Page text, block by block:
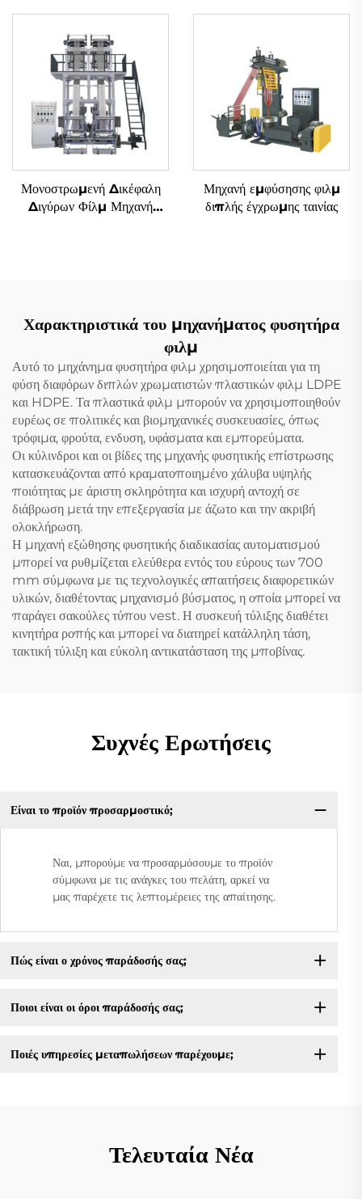
Μονοστρωμενή Δικέφαλη
Διγύρων Φίλμ Μηχανή
Μηχανή εμφύσησης φιλμ
διπλής έγχρωμης ταινίας
Χαρακτηριστικά του μηχανήματος φυσητήρα
φιλμ
Αυτό το μηχάνημα φυσητήρα φιλμ χρησιμοποιείται για τη
φύση διαφόρων διπλών χρωματιστών πλαστικών φιλμ LDPE
και HDPE. Τα πλαστικά φιλμ μπορούν να χρησιμοποιηθούν
ευρέως σε πολιτικές και βιομηχανικές συσκευασίες, όπως
τρόφιμα, φρούτα, ενδυση, υφάσματα και εμπορεύματα.
Οι κύλινδροι και οι βίδες της μηχανής φυσητικής επίστρωσης
κατασκευάζονται από κραματοποιημένο χάλυβα υψηλής
ποιότητας με άριστη σκληρότητα και ισχυρή αντοχή σε
διάβρωση μετά την επεξεργασία με άζωτο και την ακριβή
ολοκλήρωση.
Η μηχανή εξώθησης φυσητικής διαδικασίας αυτοματισμού
μπορεί να ρυθμίζεται ελεύθερα εντός του εύρους των 700
mm σύμφωνα με τις τεχνολογικές απαιτήσεις διαφορετικών
υλικών, διαθέτοντας μηχανισμό βύσματος, η οποία μπορεί να
παράγει σακούλες τύπου vest. Η συσκευή τύλιξης διαθέτει
κινητήρα ροπής και μπορεί να διατηρεί κατάλληλη τάση,
τακτική τύλιξη και εύκολη αντικατάσταση της μποβίνας.
Συχνές Ερωτήσεις
Είναι το προϊόν προσαρμοστικό;
Ναι, μπορούμε να προσαρμόσουμε το προϊόν
σύμφωνα με τις ανάγκες του πελάτη, αρκεί να
μας παρέχετε τις λεπτομέρειες της απαίτησης.
Πώς είναι ο χρόνος παράδοσής σας;
Ποιοι είναι οι όροι παράδοσής σας;
Ποιές υπηρεσίες μεταπωλήσεων παρέχουμε;
Τελευταία Νέα